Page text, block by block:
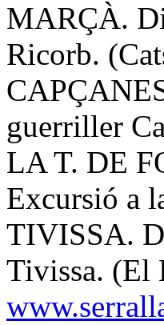
MARÇÀ.
Ricorb.
guerriller
LA T. DE
Excursió a
TIVISSA.
Tivissa. (El